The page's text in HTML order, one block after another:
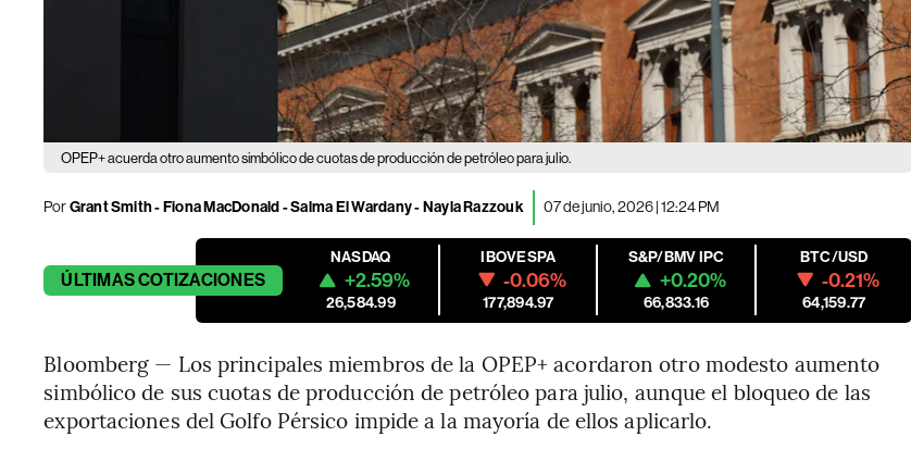
OPEP+ acuerda otro aumento simbólico de cuotas de producción de petróleo para julio.
PorGrant Smith - Fiona MacDonald - Salma El Wardany - Nayla Razzouk 07 de junio, 2026 | 12:24 PM
ÚLTIMASCOTIZACIONES
NASDAQ
+2.59%
26,584.99
IBOVESPA
-0.06%
177,894.97
S&P/BMV IPC
+0.20%
66,833.16
BTC/USD
-0.21%
64,159.77
Bloomberg — Los principales miembros de la OPEP+ acordaron otro modesto aumento
simbólico de sus cuotas de producción de petróleo para julio, aunque el bloqueo de las
exportaciones del Golfo Pérsico impide a la mayoría de ellos aplicarlo.